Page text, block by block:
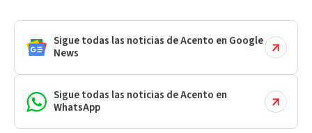
Sigue todas las noticias de Acento en Google
News
Sigue todas las noticias de Acento en
WhatsApp